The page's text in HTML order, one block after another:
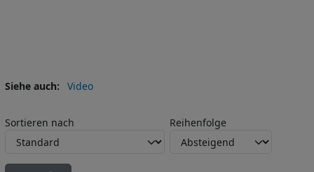
Siehe auch Video
Sortieren nach Reihenfolge